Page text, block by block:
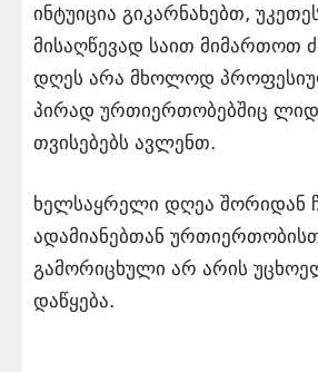
ინტუიცია გიკარნახებთ,
მისაღწევად საით მიმართოთ
დღეს არა მხოლოდ
პირად ურთიერთობებშიც
თვისებებს ავლენთ.
ხელსაყრელი დღეა შორიდან
ადამიანებთან
გამორიცხული არ არის
დაწყება.